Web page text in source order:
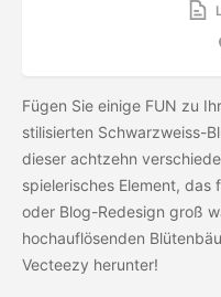
Fügen Sie einige FUN zu
stilisierten Schwarzweiss-
dieser achtzehn
spielerisches Element,
oder Blog-Redesign groß
hochauflösenden
Vecteezy herunter!